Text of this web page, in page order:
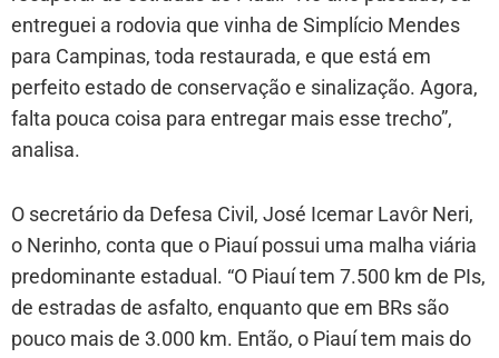
entreguei a rodovia que vinha de Simplício Mendes
para Campinas, toda restaurada, e que está em
perfeito estado de conservação e sinalização. Agora,
falta pouca coisa para entregar mais esse trecho”,
analisa.
O secretário da Defesa Civil, José Icemar Lavôr Neri,
o Nerinho, conta que o Piauí possui uma malha viária
predominante estadual. “O Piauí tem 7.500 km de PIs,
de estradas de asfalto, enquanto que em BRs são
pouco mais de 3.000 km. Então, o Piauí tem mais do